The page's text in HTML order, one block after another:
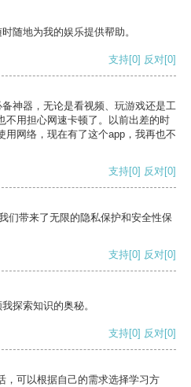
随地为我的娱乐提供帮助。
支持[0] 反对[0]
神器，无论是看视频、玩游戏还是工
不用担心网速卡顿了。以前出差的时
用网络，现在有了这个app，我再也不
支持[0] 反对[0]
们带来了无限的隐私保护和安全性保
支持[0] 反对[0]
探索知识的奥秘。
支持[0] 反对[0]
，可以根据自己的需求选择学习方